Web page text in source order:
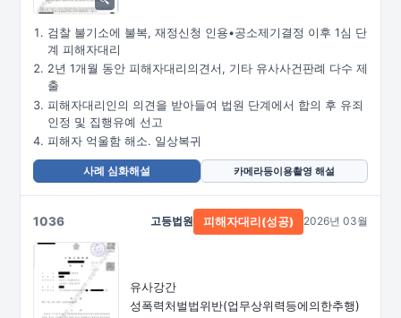
검찰 불기소에 불복, 재정신청 인용•공소제기결정 이후 1심 단
계 피해자대리
2년 1개월 동안 피해자대리의견서, 기타 유사사건판례 다수 제
출
피해자대리인의 의견을 받아들여 법원 단계에서 합의 후 유죄
인정 및 집행유예 선고
피해자 억울함 해소. 일상복귀
사례 심화해설 카메라등이용촬영 해설
1036
유사강간
성폭력처벌법위반(업무상위력등에의한추행)
고등법원 피해자대리(성공) 2026년 03월